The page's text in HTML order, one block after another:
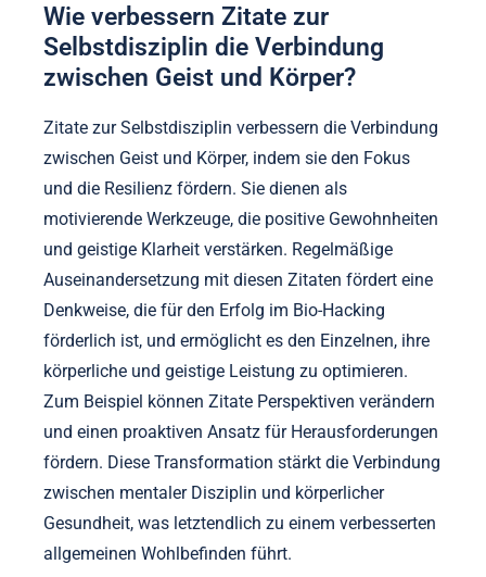
Wie verbessern Zitate zur
Selbstdisziplin die Verbindung
zwischen Geist und Körper?
Zitate zur Selbstdisziplin verbessern die Verbindung
zwischen Geist und Körper, indem sie den Fokus
und die Resilienz fördern. Sie dienen als
motivierende Werkzeuge, die positive Gewohnheiten
und geistige Klarheit verstärken. Regelmäßige
Auseinandersetzung mit diesen Zitaten fördert eine
Denkweise, die für den Erfolg im Bio-Hacking
förderlich ist, und ermöglicht es den Einzelnen, ihre
körperliche und geistige Leistung zu optimieren.
Zum Beispiel können Zitate Perspektiven verändern
und einen proaktiven Ansatz für Herausforderungen
fördern. Diese Transformation stärkt die Verbindung
zwischen mentaler Disziplin und körperlicher
Gesundheit, was letztendlich zu einem verbesserten
allgemeinen Wohlbefinden führt.